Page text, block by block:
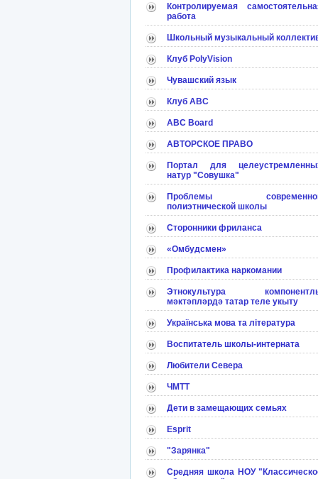
Контролируемая
работа
Школьный музыкальный
Клуб PolyVision
Чувашский язык
Клуб АВС
ABC Board
АВТОРСКОЕ ПРАВО
Портал для
натур "Совушка"
Проблемы
полиэтнической школы
Сторонники фриланса
«Омбудсмен»
Профилактика наркомании
Этнокультура
мәктәпләрдә татар теле укыту
Українська мова та література
Воспитатель школы-интерната
Любители Севера
ЧМТТ
Дети в замещающих семьях
Esprit
"Зарянка"
Средняя школа НОУ